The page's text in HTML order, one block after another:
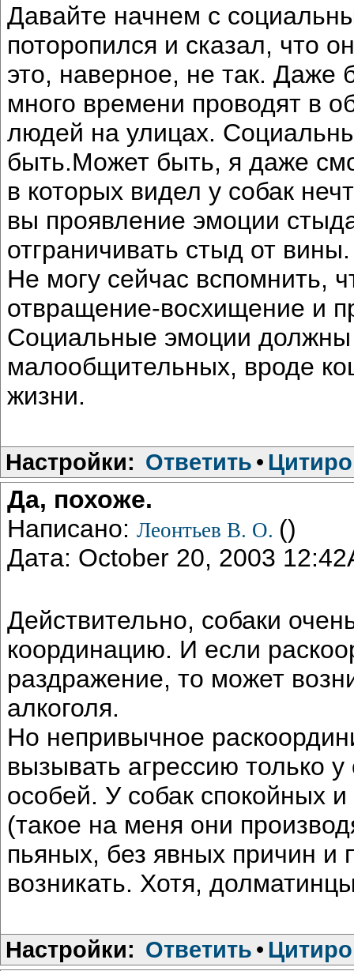
Давайте начнем с
поторопился и сказал, что
это, наверное, не так. Даже
много времени проводят в
людей на улицах.
быть.Может быть, я даже
в которых видел у собак
вы проявление эмоции
отграничивать стыд от вины.
Не могу сейчас вспомнить,
отвращение-восхищение и
Социальные эмоции должны
малообщительных, вроде
жизни.
Настройки: Ответить •
Да, похоже.
Написано: Леонтьев В. О. ()
Дата: October 20, 2003
Действительно, собаки
координацию. И если
раздражение, то может
алкоголя.
Но непривычное
вызывать агрессию только
особей. У собак спокойных
(такое на меня они
пьяных, без явных причин и
возникать. Хотя,
Настройки: Ответить •